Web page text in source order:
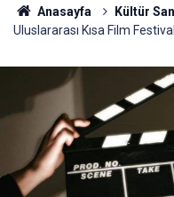
Anasayfa Kültür
Uluslararası Kısa Film